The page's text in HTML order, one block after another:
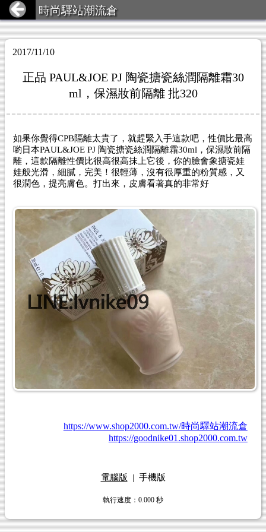
時尚驛站潮流倉
2017/11/10
正品 PAUL&JOE PJ 陶瓷搪瓷絲潤隔離霜30
ml，保濕妝前隔離 批320
如果你覺得CPB隔離太貴了，就趕緊入手這款吧，性價比最高
喲日本PAUL&JOE PJ 陶瓷搪瓷絲潤隔離霜30ml，保濕妝前隔
離，這款隔離性價比很高很高抹上它後，你的臉會象搪瓷娃
娃般光滑，細膩，完美！很輕薄，沒有很厚重的粉質感，又
很潤色，提亮膚色。打出來，皮膚看著真的非常好
https://www.shop2000.com.tw/時尚驛站潮流倉
https://goodnike01.shop2000.com.tw
電腦版 | 手機版
執行速度 ：0.000 秒